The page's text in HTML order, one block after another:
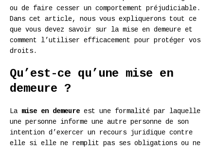
ou de faire cesser un comportement préjudiciable.
Dans cet article, nous vous expliquerons tout ce
que vous devez savoir sur la mise en demeure et
comment l’utiliser efficacement pour protéger vos
droits.
Qu’est-ce qu’une mise en
demeure ?
La mise en demeure est une formalité par laquelle
une personne informe une autre personne de son
intention d’exercer un recours juridique contre
elle si elle ne remplit pas ses obligations ou ne